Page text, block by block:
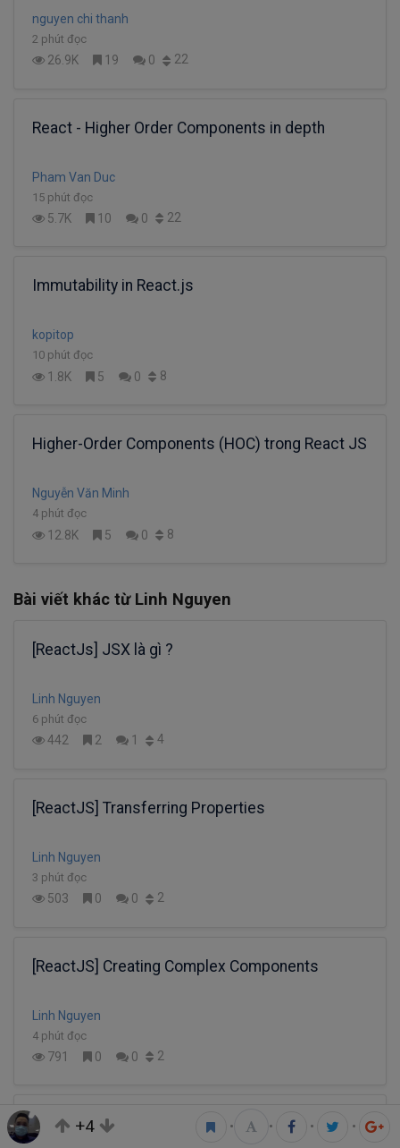
nguyen chi thanh
2 phút đọc
26.9K 19 0 22
React - Higher Order Components in depth
Pham Van Duc
15 phút đọc
5.7K 10 0 22
Immutability in React.js
kopitop
10 phút đọc
1.8K 5 0 8
Higher-Order Components (HOC) trong React JS
Nguyễn Văn Minh
4 phút đọc
12.8K 5 0 8
Bài viết khác từ Linh Nguyen
[ReactJs] JSX là gì ?
Linh Nguyen
6 phút đọc
442 2 1 4
[ReactJS] Transferring Properties
Linh Nguyen
3 phút đọc
503 0 0 2
[ReactJS] Creating Complex Components
Linh Nguyen
4 phút đọc
791 0 0 2
[ReactJS] Styling in ReactJS
+4 • • • •